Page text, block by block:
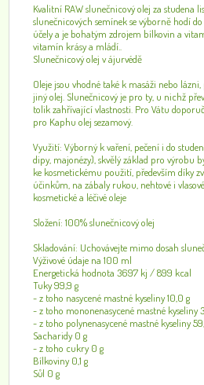
Kvalitní RAW slunečnicový olej za studena
slunečnicových semínek se výborně hodí
účely a je bohatým zdrojem bílkovin a
vitamín krásy a mládí..
Slunečnicový olej v ájurvédě
Oleje jsou vhodné také k masáži nebo
jiný olej. Slunečnicový je pro ty, u nichž
tolik zahřívající vlastnosti. Pro Vátu
pro Kaphu olej sezamový.
Využití: Výborný k vaření, pečení i do
dipy, majonézy), skvělý základ pro výrobu
ke kosmetickému použití, především díky
účinkům, na zábaly rukou, nehtové i
kosmetické a léčivé oleje
Složení: 100% slunečnicový olej
Skladování: Uchovávejte mimo dosah
Výživové údaje na 100 ml
Energetická hodnota 3697 kj / 899 kcal
Tuky 99,9 g
- z toho nasycené mastné kyseliny 10,0 g
- z toho mononenasycené mastné kyseliny
- z toho polynenasycené mastné kyseliny
Sacharidy 0 g
- z toho cukry 0 g
Bílkoviny 0,1 g
Sůl 0 g